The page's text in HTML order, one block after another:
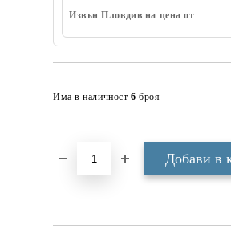
Извън Пловдив на цена от
Има в наличност 6 броя